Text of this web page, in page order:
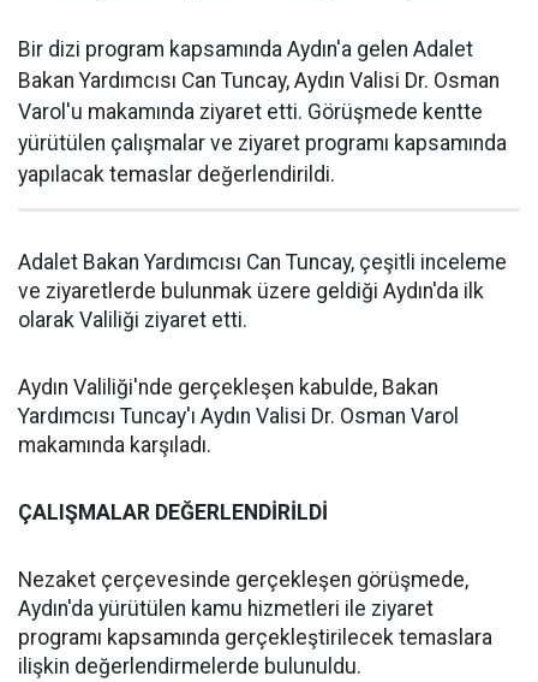
Bir dizi program kapsamında Aydın'a gelen Adalet
Bakan Yardımcısı Can Tuncay, Aydın Valisi Dr. Osman
Varol'u makamında ziyaret etti. Görüşmede kentte
yürütülen çalışmalar ve ziyaret programı kapsamında
yapılacak temaslar değerlendirildi.
Adalet Bakan Yardımcısı Can Tuncay, çeşitli inceleme
ve ziyaretlerde bulunmak üzere geldiği Aydın'da ilk
olarak Valiliği ziyaret etti.
Aydın Valiliği'nde gerçekleşen kabulde, Bakan
Yardımcısı Tuncay'ı Aydın Valisi Dr. Osman Varol
makamında karşıladı.
ÇALIŞMALAR DEĞERLENDİRİLDİ
Nezaket çerçevesinde gerçekleşen görüşmede,
Aydın'da yürütülen kamu hizmetleri ile ziyaret
programı kapsamında gerçekleştirilecek temaslara
ilişkin değerlendirmelerde bulunuldu.